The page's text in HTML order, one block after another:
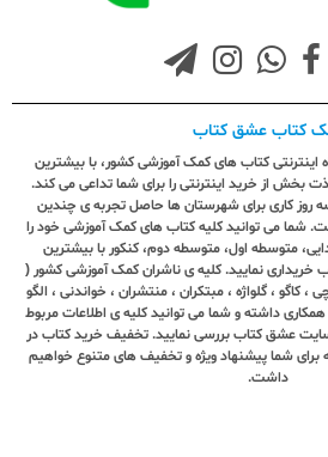
کتاب عشق کتاب
کتاب های کمک آموزشی کشور، با بیشترین
بخش از خرید اینترنتی را برای شما تداعی می کند.
و سه روز کاری برای شهرستان ها حاصل تجربه ی چندین
شما می توانید کلیه کتاب های کمک آموزشی خود را
متوسطه اول، متوسطه دوم، کنکور با بیشترین
نمایید. کلیه ی ناشران کمک آموزشی کشور (
کاگو ، گلواژه ، مبتکران ، منتشران ، خواندنی ، الگو
داشته و شما می توانید کلیه ی اطلاعات مربوط
عشق کتاب بررسی نمایید. تخفیف خرید کتاب در
شما پیشنهاد ویژه و تخفیف های متنوع خواهیم
داشت.